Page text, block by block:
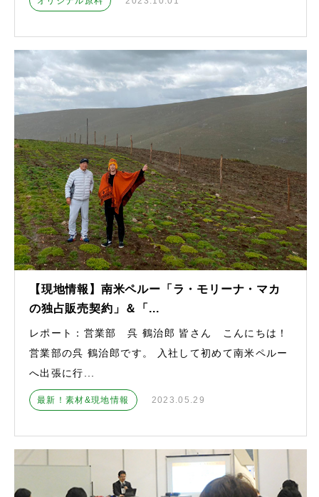
【現地情報】南米ペルー「ラ・モリーナ・マカ
の独占販売契約」＆「...
レポート：営業部 呉 鶴治郎 皆さん こんにちは！
営業部の呉 鶴治郎です。 入社して初めて南米ペルー
へ出張に行...
最新！素材&現地情報 2023.05.29